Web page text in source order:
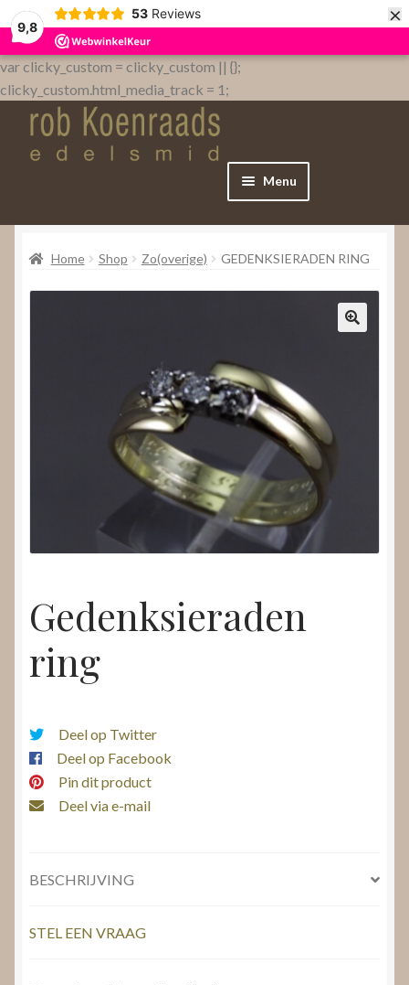
9,8
53 Reviews ×
var clicky_custom = clicky_custom || {};
clicky_custom.html_media_track = 1;
Menu
Home
Submenu
uitvouwen
Home Shop Zo(overige) GEDENKSIERADEN RING
Gedenksieraden
ring
Deel op Twitter
Deel op Facebook
Pin dit product
Deel via e-mail
BESCHRIJVING
STEL EEN VRAAG